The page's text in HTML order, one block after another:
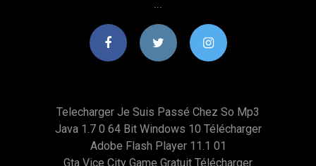
Telecharger Je Suis Passé Chez So Mp3
Java 1.7 0 64 Bit Windows 10 Télécharger
Adobe Flash Player 11.1 01
Gta Vice City Game Gratuit Télécharger